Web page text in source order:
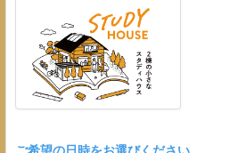
ご希望の日時をお選びください